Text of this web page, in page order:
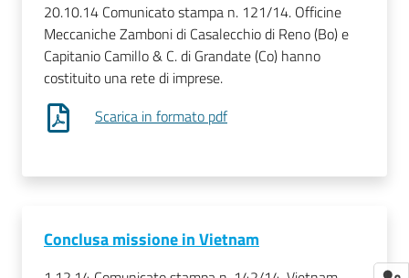
20.10.14 Comunicato stampa n. 121/14. Officine
Meccaniche Zamboni di Casalecchio di Reno (Bo) e
Capitanio Camillo & C. di Grandate (Co) hanno
costituito una rete di imprese.
Scarica in formato pdf
Conclusa missione in Vietnam